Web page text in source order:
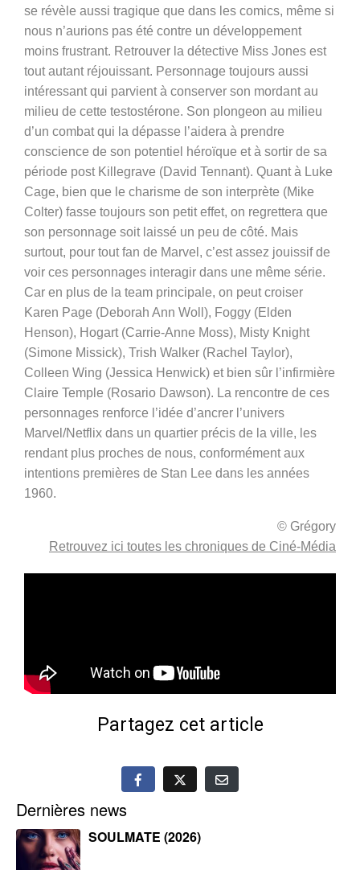
se révèle aussi tragique que dans les comics, même si
nous n’aurions pas été contre un développement
moins frustrant. Retrouver la détective Miss Jones est
tout autant réjouissant. Personnage toujours aussi
intéressant qui parvient à conserver son mordant au
milieu de cette testostérone. Son plongeon au milieu
d’un combat qui la dépasse l’aidera à prendre
conscience de son potentiel héroïque et à sortir de sa
période post Killegrave (David Tennant). Quant à Luke
Cage, bien que le charisme de son interprète (Mike
Colter) fasse toujours son petit effet, on regrettera que
son personnage soit laissé un peu de côté. Mais
surtout, pour tout fan de Marvel, c’est assez jouissif de
voir ces personnages interagir dans une même série.
Car en plus de la team principale, on peut croiser
Karen Page (Deborah Ann Woll), Foggy (Elden
Henson), Hogart (Carrie-Anne Moss), Misty Knight
(Simone Missick), Trish Walker (Rachel Taylor),
Colleen Wing (Jessica Henwick) et bien sûr l’infirmière
Claire Temple (Rosario Dawson). La rencontre de ces
personnages renforce l’idée d’ancrer l’univers
Marvel/Netflix dans un quartier précis de la ville, les
rendant plus proches de nous, conformément aux
intentions premières de Stan Lee dans les années
1960.
© Grégory
Retrouvez ici toutes les chroniques de Ciné-Média
Partagez cet article
Dernières news
SOULMATE (2026)